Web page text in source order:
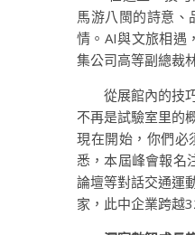
馬游八閩的詩意、
情。AI與文旅相遇
集公司高等副總裁
從展館內的技
不再是試驗室里的
現在開始，你們
悉，本屆峰會報名
論壇等對話交通運
家，此中企業跨越